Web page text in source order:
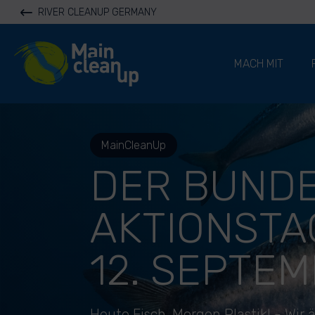
RIVER CLEANUP GERMANY
River Cleanup
MACH MIT
MainCleanUp
DER
12.